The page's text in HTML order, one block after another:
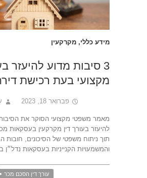
מידע כללי, מקרקעין
3 סיבות מדוע להיעזר
מקצועי בעת רכישת
פברואר 18, 2023
מאמר משפטי מקצועי הסוקר את
להיעזר בעורך דין מקרקעין בעסקאות
תוך ניתוח משפטי של הסיכונים, חובות
והמשמעויות הקנייניות בעסקאות נדל״ן
עורך דין הסכם מכר